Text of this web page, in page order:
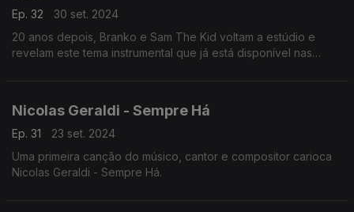
Ep. 32
30 set. 2024
20 anos depois, Branko e Sam The Kid voltam a estúdio e
revelam este tema instrumental que já está disponível nas
Nicolas Geraldi - Sempre Há
Ep. 31
23 set. 2024
Uma primeira canção do músico, cantor e compositor carioca
Nicolas Geraldi - Sempre Há.